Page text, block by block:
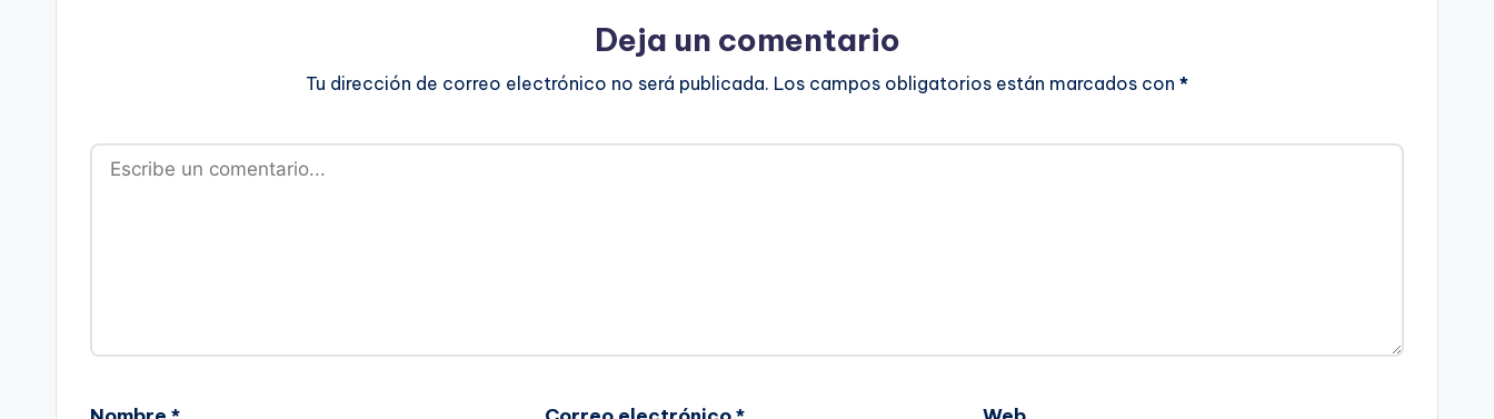
Deja un comentario
Tu dirección de correo electrónico no será publicada. Los campos obligatorios están marcados con *